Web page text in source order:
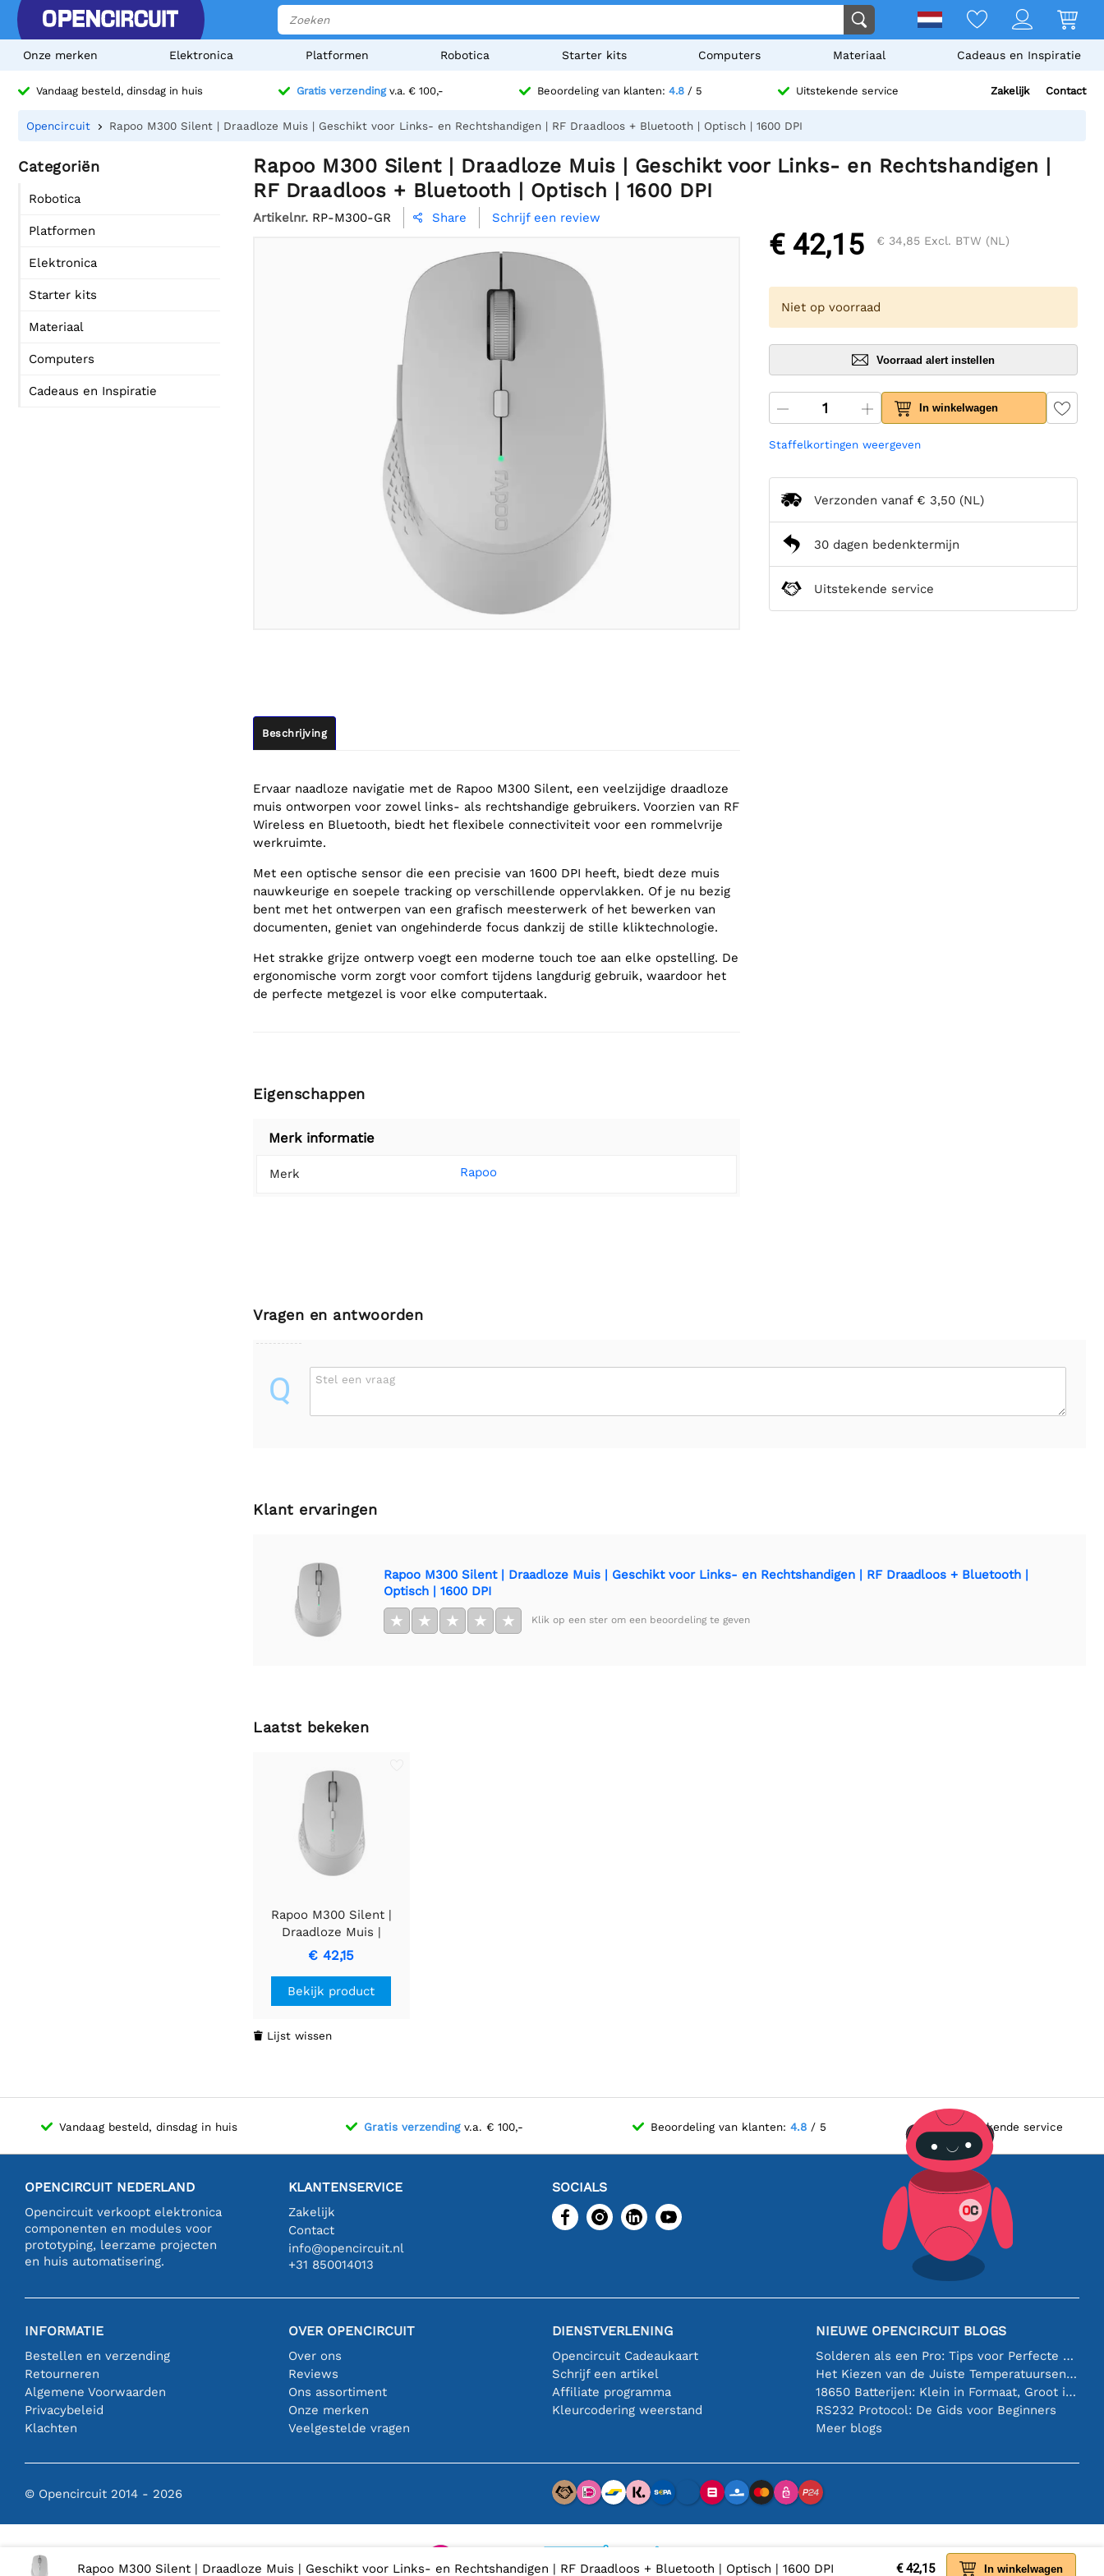
Onze merken Elektronica Platformen Robotica Starter kits Computers Materiaal Cadeaus en Inspiratie
Vandaag besteld, dinsdag in huis Gratis verzendingv.a. € 100,- Beoordeling van klanten: 4.8 / 5 Uitstekende service Zakelijk Contact
Opencircuit Rapoo M300 Silent | Draadloze Muis | Geschikt voor Links- en Rechtshandigen | RF Draadloos + Bluetooth | Optisch | 1600 DPI
Categoriën
Robotica
Platformen
Elektronica
Starter kits
Materiaal
Computers
Cadeaus en Inspiratie
Rapoo M300 Silent | Draadloze Muis | Geschikt voor Links- en Rechtshandigen |
RF Draadloos + Bluetooth | Optisch | 1600 DPI
Artikelnr. RP-M300-GR  Share Schrijf een review
Beschrijving
Ervaar naadloze navigatie met de Rapoo M300 Silent, een veelzijdige draadloze
muis ontworpen voor zowel links- als rechtshandige gebruikers. Voorzien van RF
Wireless en Bluetooth, biedt het flexibele connectiviteit voor een rommelvrije
werkruimte.
Met een optische sensor die een precisie van 1600 DPI heeft, biedt deze muis
nauwkeurige en soepele tracking op verschillende oppervlakken. Of je nu bezig
bent met het ontwerpen van een grafisch meesterwerk of het bewerken van
documenten, geniet van ongehinderde focus dankzij de stille kliktechnologie.
Het strakke grijze ontwerp voegt een moderne touch toe aan elke opstelling. De
ergonomische vorm zorgt voor comfort tijdens langdurig gebruik, waardoor het
de perfecte metgezel is voor elke computertaak.
Eigenschappen
Merk informatie
Merk Rapoo
€ 42,15 € 34,85 Excl. BTW (NL)
Niet op voorraad
Voorraad alert instellen
In winkelwagen
Rapoo M300 Silent | Draadloze Muis | Geschikt voor Links- en Rechtshandigen | RF Draadloos + Bluetooth | Optisch | 1600 DPI € 42,15 In winkelwagen
Staffelkortingen weergeven
Verzonden vanaf € 3,50 (NL)
30 dagen bedenktermijn
Uitstekende service
Vragen en antwoorden
Q Stel een vraag
Klant ervaringen
Rapoo M300 Silent | Draadloze Muis | Geschikt voor Links- en Rechtshandigen | RF Draadloos + Bluetooth |
Optisch | 1600 DPI
★ ★ ★ ★ ★ Klik op een ster om een beoordeling te geven
Laatst bekeken
Rapoo M300 Silent |
Draadloze Muis |
Geschikt voor Links- en
Rechtshandigen | RF
Draadloos + Bluetooth |
Optisch | 1600 DPI
€ 42,15
Bekijk product
 Lijst wissen
Vandaag besteld, dinsdag in huis Gratis verzendingv.a. € 100,- Beoordeling van klanten: 4.8/ 5 Uitstekende service
OPENCIRCUIT NEDERLAND
Opencircuit verkoopt elektronica
componenten en modules voor
prototyping, leerzame projecten
en huis automatisering.
KLANTENSERVICE
Zakelijk
Contact
info@opencircuit.nl
+31 850014013
SOCIALS
INFORMATIE
Bestellen en verzending
Retourneren
Algemene Voorwaarden
Privacybeleid
Klachten
OVER OPENCIRCUIT
Over ons
Reviews
Ons assortiment
Onze merken
Veelgestelde vragen
DIENSTVERLENING
Opencircuit Cadeaukaart
Schrijf een artikel
Affiliate programma
Kleurcodering weerstand
NIEUWE OPENCIRCUIT BLOGS
Solderen als een Pro: Tips voor Perfecte Elektronische Verbindingen
Het Kiezen van de Juiste Temperatuursensor [youtube]
18650 Batterijen: Klein in Formaat, Groot in Prestatie
RS232 Protocol: De Gids voor Beginners
Meer blogs
© Opencircuit 2014 - 2026